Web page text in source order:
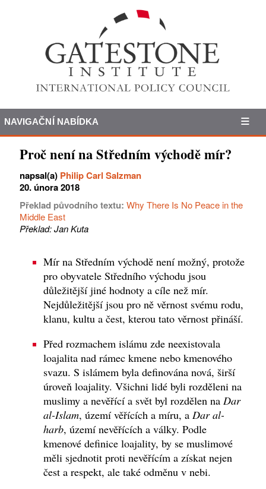
NAVIGAČNÍ NABÍDKA
Proč není na Středním východě mír?
napsal(a) Philip Carl Salzman
20. února 2018
Překlad původního textu: Why There Is No Peace in the
Middle East
Překlad: Jan Kuta
Mír na Středním východě není možný, protože
pro obyvatele Středního východu jsou
důležitější jiné hodnoty a cíle než mír.
Nejdůležitější jsou pro ně věrnost svému rodu,
klanu, kultu a čest, kterou tato věrnost přináší.
Před rozmachem islámu zde neexistovala
loajalita nad rámec kmene nebo kmenového
svazu. S islámem byla definována nová, širší
úroveň loajality. Všichni lidé byli rozděleni na
muslimy a nevěřící a svět byl rozdělen na Dar
al-Islam, území věřících a míru, a Dar al-
harb, území nevěřících a války. Podle
kmenové definice loajality, by se muslimové
měli sjednotit proti nevěřícím a získat nejen
čest a respekt, ale také odměnu v nebi.